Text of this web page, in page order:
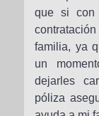
que si con
familia, ya
un
dejarles
póliza